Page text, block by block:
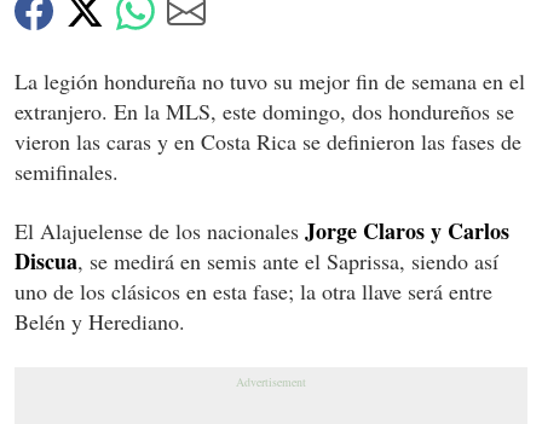
La legión hondureña no tuvo su mejor fin de semana en el
extranjero. En la MLS, este domingo, dos hondureños se
vieron las caras y en Costa Rica se definieron las fases de
semifinales.
El Alajuelense de los nacionales Jorge Claros y Carlos
Discua, se medirá en semis ante el Saprissa, siendo así
uno de los clásicos en esta fase; la otra llave será entre
Belén y Herediano.